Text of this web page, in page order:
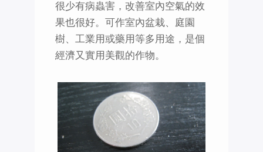
很少有病蟲害，改善室內空氣的效
果也很好。可作室內盆栽、庭園
樹、工業用或藥用等多用途，是個
經濟又實用美觀的作物。